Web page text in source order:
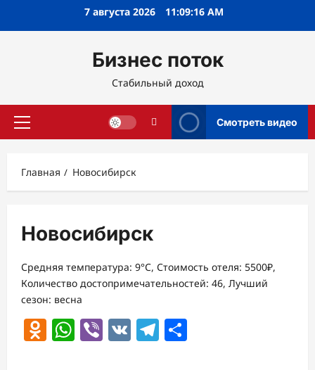
7 августа 2026 11:09:16 AM
Бизнес поток
Стабильный доход
Основное
Смотреть видео
Главная Новосибирск
Новосибирск
Средняя температура: 9°C, Стоимость отеля: 5500₽,
Количество достопримечательностей: 46, Лучший
сезон: весна
Odnoklassniki
WhatsApp
Viber
VK Telegram